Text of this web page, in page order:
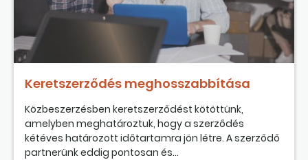
Keretszerződés meghosszabbítása
Közbeszerzésben keretszerződést kötöttünk,
amelyben meghatároztuk, hogy a szerződés
kétéves határozott időtartamra jön létre. A szerződő
partnerünk eddig pontosan és...